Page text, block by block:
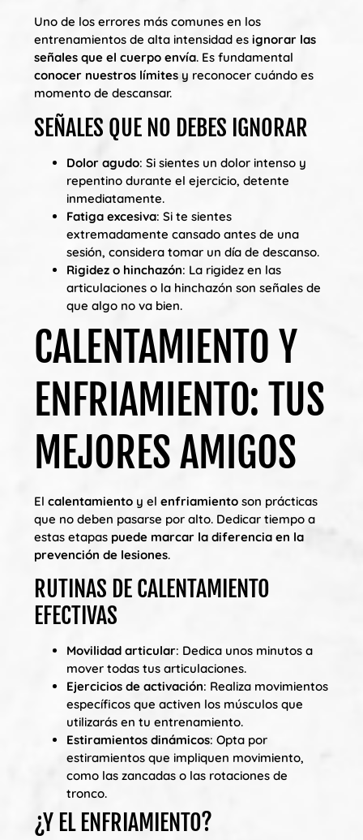
Uno de los errores más comunes en los
entrenamientos de alta intensidad es ignorar las
señales que el cuerpo envía. Es fundamental
conocer nuestros límites y reconocer cuándo es
momento de descansar.
SEÑALES QUE NO DEBES IGNORAR
Dolor agudo: Si sientes un dolor intenso y
repentino durante el ejercicio, detente
inmediatamente.
Fatiga excesiva: Si te sientes
extremadamente cansado antes de una
sesión, considera tomar un día de descanso.
Rigidez o hinchazón: La rigidez en las
articulaciones o la hinchazón son señales de
que algo no va bien.
CALENTAMIENTO Y
ENFRIAMIENTO: TUS
MEJORES AMIGOS
El calentamiento y el enfriamiento son prácticas
que no deben pasarse por alto. Dedicar tiempo a
estas etapas puede marcar la diferencia en la
prevención de lesiones.
RUTINAS DE CALENTAMIENTO
EFECTIVAS
Movilidad articular: Dedica unos minutos a
mover todas tus articulaciones.
Ejercicios de activación: Realiza movimientos
específicos que activen los músculos que
utilizarás en tu entrenamiento.
Estiramientos dinámicos: Opta por
estiramientos que impliquen movimiento,
como las zancadas o las rotaciones de
tronco.
¿Y EL ENFRIAMIENTO?